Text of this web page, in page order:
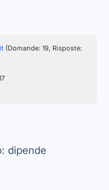
(Domande: 19, Risposte:
dipende